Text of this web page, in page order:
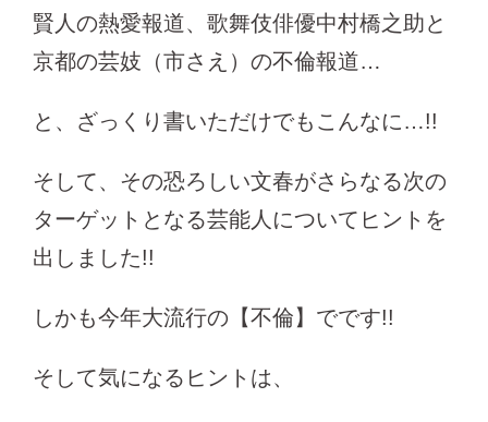
賢人の熱愛報道、歌舞伎俳優中村橋之助と
京都の芸妓（市さえ）の不倫報道…
と、ざっくり書いただけでもこんなに…!!
そして、その恐ろしい文春がさらなる次の
ターゲットとなる芸能人についてヒントを
出しました!!
しかも今年大流行の【不倫】でです!!
そして気になるヒントは、